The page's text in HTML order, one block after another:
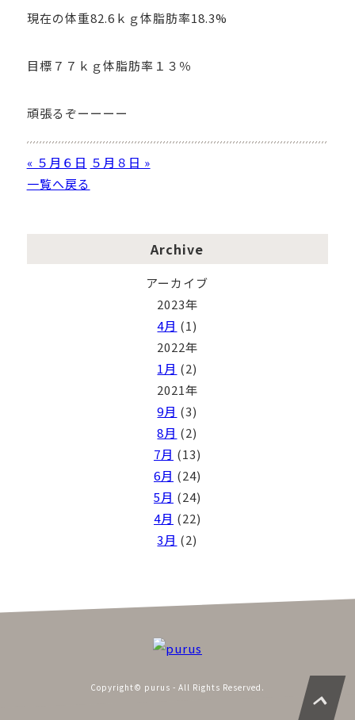
現在の体重82.6ｋｇ体脂肪率18.3%
目標７７ｋｇ体脂肪率１３％
頑張るぞーーーー
« ５月６日 ５月８日 »
一覧へ戻る
Archive
アーカイブ
2023年
4月 (1)
2022年
1月 (2)
2021年
9月 (3)
8月 (2)
7月 (13)
6月 (24)
5月 (24)
4月 (22)
3月 (2)
Copyright© purus - All Rights Reserved.